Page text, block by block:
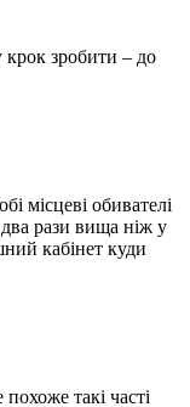
крок зробити – до
місцеві обивателі
рази вища ніж у
кабінет куди
такі часті